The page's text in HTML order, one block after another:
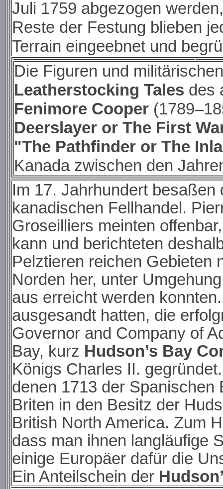
Juli 1759 abgezogen
Reste der Festung blieben
Terrain eingeebnet und
Die Figuren und
Leatherstocking Tales des
Fenimore Cooper
Deerslayer or The First
"The Pathfinder or The
Kanada zwischen den
Im 17. Jahrhundert
kanadischen Fellhandel.
Groseilliers meinten
kann und berichteten
Pelztieren reichen Gebieten
Norden her, unter
aus erreicht werden
ausgesandt hatten, die
Governor and Company of
Bay, kurz Hudson’s Bay
Königs Charles II. gegründ
denen 1713 der Spanischen
Briten in den Besitz der
British North America. Zum
dass man ihnen langläufige
einige Europäer dafür die
Ein Anteilschein der